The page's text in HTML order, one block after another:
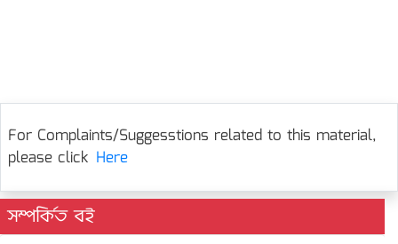
For Complaints/Suggesstions related to this material,
please click Here
সম্পর্কিত বই